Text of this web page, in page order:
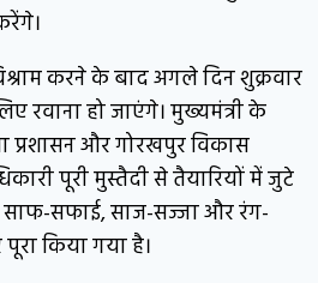
करने के बाद अगले दिन शुक्रवार
रवाना हो जाएंगे। मुख्यमंत्री के
और गोरखपुर विकास
पूरी मुस्तैदी से तैयारियों में जुटे
साफ-सफाई, साज-सज्जा और रंग-
किया गया है।